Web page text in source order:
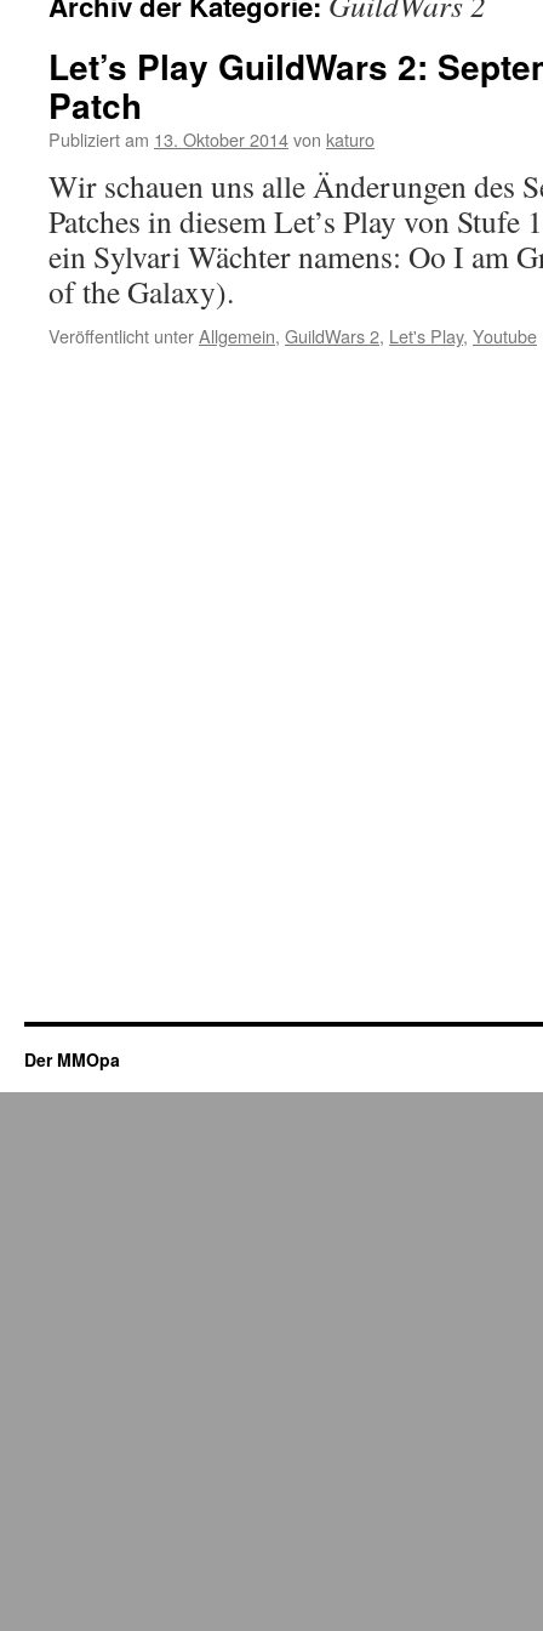
Let’s Play GuildWars 2:
Patch
Publiziert am 13. Oktober 2014von katuro
Wir schauen uns alle Änderungen des
Patches in diesem Let’s Play von Stufe
ein Sylvari Wächter namens: Oo I am
of the Galaxy).
Veröffentlicht unterAllgemein, GuildWars 2, Let's Play, Youtube
Der MMOpa